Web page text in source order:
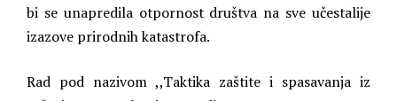
bi se unapredila otpornost društva na sve učestalije
izazove prirodnih katastrofa.
Rad pod nazivom ,,Taktika zaštite i spasavanja iz